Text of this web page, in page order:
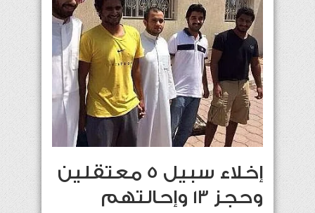
إخلاء سبيل 5 معتقلين
وحجز 13 وإحالتهم